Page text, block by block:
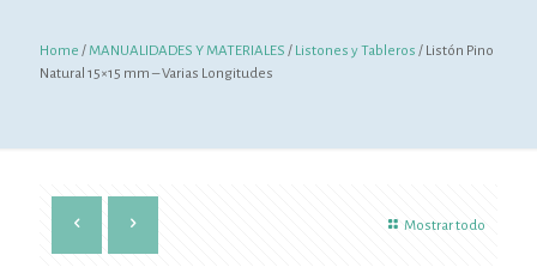
Home /MANUALIDADES Y MATERIALES / Listones y Tableros / Listón Pino
Natural 15×15 mm – Varias Longitudes
Mostrar todo